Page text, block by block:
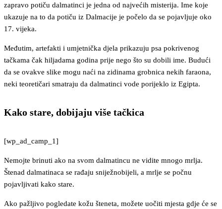
zapravo potiču dalmatinci je jedna od najvećih misterija. Ime koje
ukazuje na to da potiču iz Dalmacije je počelo da se pojavljuje oko
17. vijeka.
Međutim, artefakti i umjetnička djela prikazuju psa pokrivenog
tačkama čak hiljadama godina prije nego što su dobili ime. Budući
da se ovakve slike mogu naći na zidinama grobnica nekih faraona,
neki teoretičari smatraju da dalmatinci vode porijeklo iz Egipta.
Kako stare, dobijaju više tačkica
[wp_ad_camp_1]
Nemojte brinuti ako na svom dalmatincu ne vidite mnogo mrlja.
Štenad dalmatinaca se rađaju sniježnobijeli, a mrlje se počnu
pojavljivati kako stare.
Ako pažljivo pogledate kožu šteneta, možete uočiti mjesta gdje će se